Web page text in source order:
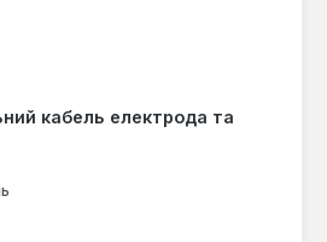
кабель електрода та